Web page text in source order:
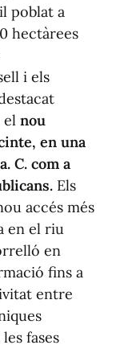
poblat a
hectàrees
i els
el nou
en una
C. com a
Els
accés més
en el riu
en
fins a
entre
fases